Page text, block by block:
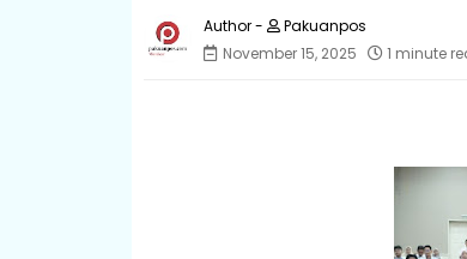
Pakuanpos
November 15, 2025
1 minute